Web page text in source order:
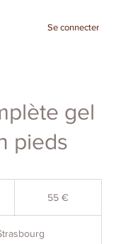
Se connecter
gel
pieds
55 €